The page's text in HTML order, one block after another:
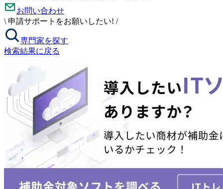
お問い合わせ
\ 申請サポートをお願いしたい! /
専門家を探す
検索結果に戻る